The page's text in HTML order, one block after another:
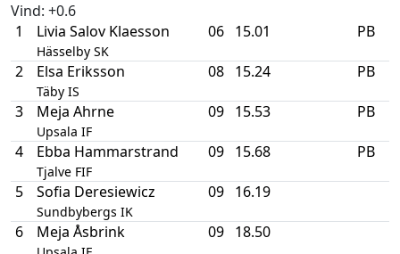
Vind: +0.6
1
Livia Salov Klaesson
Hässelby SK
06 15.01 PB
2 Elsa Eriksson
Täby IS
08 15.24 PB
3 Meja Ahrne
Upsala IF
09 15.53 PB
4 Ebba Hammarstrand
Tjalve FIF
09 15.68 PB
5 Sofia Deresiewicz
Sundbybergs IK
09 16.19
6 Meja Åsbrink 09 18.50